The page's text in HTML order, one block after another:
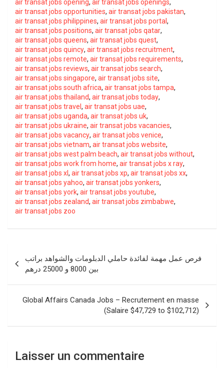
air transat jobs opening, air transat jobs openings,
air transat jobs opportunities, air transat jobs pakistan,
air transat jobs philippines, air transat jobs portal,
air transat jobs positions, air transat jobs qatar,
air transat jobs queens, air transat jobs quest,
air transat jobs quincy, air transat jobs recruitment,
air transat jobs remote, air transat jobs requirements,
air transat jobs reviews, air transat jobs search,
air transat jobs singapore, air transat jobs site,
air transat jobs south africa, air transat jobs tampa,
air transat jobs thailand, air transat jobs today,
air transat jobs travel, air transat jobs uae,
air transat jobs uganda, air transat jobs uk,
air transat jobs ukraine, air transat jobs vacancies,
air transat jobs vacancy, air transat jobs venice,
air transat jobs vietnam, air transat jobs website,
air transat jobs west palm beach, air transat jobs without,
air transat jobs work from home, air transat jobs x ray,
air transat jobs xl, air transat jobs xp, air transat jobs xx,
air transat jobs yahoo, air transat jobs yonkers,
air transat jobs york, air transat jobs youtube,
air transat jobs zealand, air transat jobs zimbabwe,
air transat jobs zoo
de
l’article
فرص عمل مهمة لفائدة حاملي الدبلومات والشواهد براتب
بين 8000 و 25000 درهم
Global Affairs Canada Jobs – Recrutement en masse
(Salaire $47,729 to $102,712)
Laisser un commentaire